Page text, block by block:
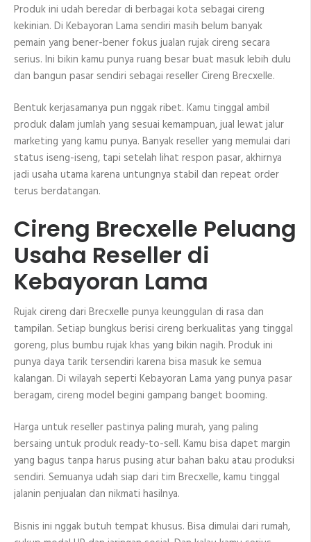
Produk ini udah beredar di berbagai kota sebagai cireng
kekinian. Di Kebayoran Lama sendiri masih belum banyak
pemain yang bener-bener fokus jualan rujak cireng secara
serius. Ini bikin kamu punya ruang besar buat masuk lebih dulu
dan bangun pasar sendiri sebagai reseller Cireng Brecxelle.
Bentuk kerjasamanya pun nggak ribet. Kamu tinggal ambil
produk dalam jumlah yang sesuai kemampuan, jual lewat jalur
marketing yang kamu punya. Banyak reseller yang memulai dari
status iseng-iseng, tapi setelah lihat respon pasar, akhirnya
jadi usaha utama karena untungnya stabil dan repeat order
terus berdatangan.
Cireng Brecxelle Peluang
Usaha Reseller di
Kebayoran Lama
Rujak cireng dari Brecxelle punya keunggulan di rasa dan
tampilan. Setiap bungkus berisi cireng berkualitas yang tinggal
goreng, plus bumbu rujak khas yang bikin nagih. Produk ini
punya daya tarik tersendiri karena bisa masuk ke semua
kalangan. Di wilayah seperti Kebayoran Lama yang punya pasar
beragam, cireng model begini gampang banget booming.
Harga untuk reseller pastinya paling murah, yang paling
bersaing untuk produk ready-to-sell. Kamu bisa dapet margin
yang bagus tanpa harus pusing atur bahan baku atau produksi
sendiri. Semuanya udah siap dari tim Brecxelle, kamu tinggal
jalanin penjualan dan nikmati hasilnya.
Bisnis ini nggak butuh tempat khusus. Bisa dimulai dari rumah,